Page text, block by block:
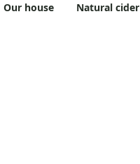
Our house Natural cider